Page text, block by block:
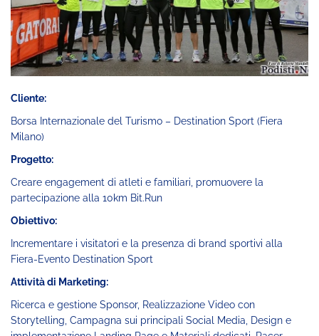
Cliente:
Borsa Internazionale del Turismo – Destination Sport (Fiera
Milano)
Progetto:
Creare engagement di atleti e familiari, promuovere la
partecipazione alla 10km Bit.Run
Obiettivo:
Incrementare i visitatori e la presenza di brand sportivi alla
Fiera-Evento Destination Sport
Attività di Marketing:
Ricerca e gestione Sponsor, Realizzazione Video con
Storytelling, Campagna sui principali Social Media, Design e